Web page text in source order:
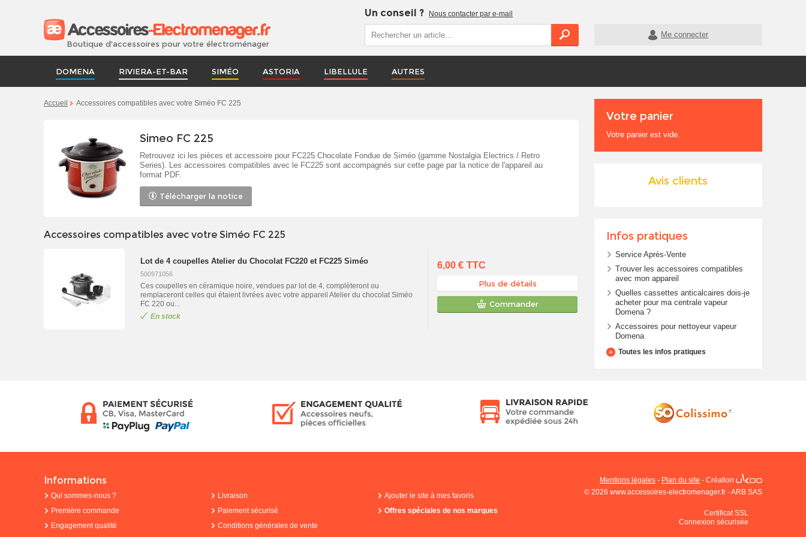
Boutique d'accessoires pour votre électroménager
Un conseil ? Nous contacter par e-mail
Me connecter
DOMENA RIVIERA-ET-BAR SIMÉO ASTORIA LIBELLULE AUTRES
Accueil Accessoires compatibles avec votre Siméo FC 225
Simeo FC 225
Retrouvez ici les pièces et accessoire pour FC225 Chocolate Fondue de Siméo (gamme Nostalgia Electrics / Retro
Series). Les accessoires compatibles avec le FC225 sont accompagnés sur cette page par la notice de l'appareil au
format PDF.
Télécharger la notice
Accessoires compatibles avec votre Siméo FC 225
Lot de 4 coupelles Atelier du Chocolat FC220 et FC225 Siméo
500971056
Ces coupelles en céramique noire, vendues par lot de 4, complèteront ou
remplaceront celles qui étaient livrées avec votre appareil Atelier du chocolat Siméo
FC 220 ou...
En stock
6,00 € TTC
Plus de détails
Commander
Votre panier
Votre panier est vide.
Avis clients
Infos pratiques
Service Après-Vente
Trouver les accessoires compatibles
avec mon appareil
Quelles cassettes anticalcaires dois-je
acheter pour ma centrale vapeur
Domena ?
Accessoires pour nettoyeur vapeur
Domena
Toutes les infos pratiques
Informations
Qui sommes-nous ? Livraison
Ajouter le site à mes favoris
Première commande
Paiement sécurisé
Offres spéciales de nos marques
Engagement qualité
Conditions générales de vente
Mentions légales - Plan du site - Création
© 2026 www.accessoires-electromenager.fr - ARB SAS
Certificat SSL
Connexion sécurisée